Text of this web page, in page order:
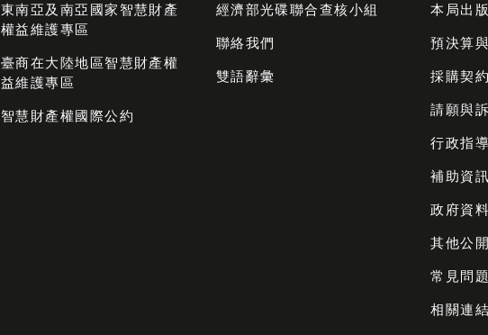
東南亞及南亞國家智慧財產
權益維護專區
臺商在大陸地區智慧財產權
益維護專區
智慧財產權國際公約
經濟部光碟聯合查核小組
聯絡我們
雙語辭彙
本局出
預決算
採購契約
請願與
行政指
補助資訊
政府資
其他公
常見問題
相關連結